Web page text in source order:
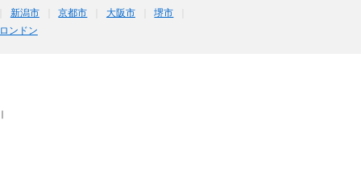
新潟市 京都市 大阪市
堺市
ロンドン